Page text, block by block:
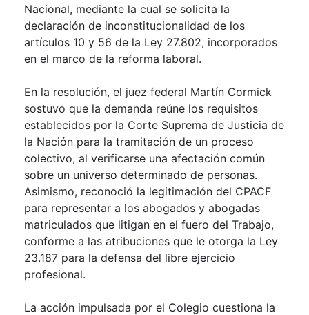
Nacional, mediante la cual se solicita la
declaración de inconstitucionalidad de los
artículos 10 y 56 de la Ley 27.802, incorporados
en el marco de la reforma laboral.
En la resolución, el juez federal Martín Cormick
sostuvo que la demanda reúne los requisitos
establecidos por la Corte Suprema de Justicia de
la Nación para la tramitación de un proceso
colectivo, al verificarse una afectación común
sobre un universo determinado de personas.
Asimismo, reconoció la legitimación del CPACF
para representar a los abogados y abogadas
matriculados que litigan en el fuero del Trabajo,
conforme a las atribuciones que le otorga la Ley
23.187 para la defensa del libre ejercicio
profesional.
La acción impulsada por el Colegio cuestiona la